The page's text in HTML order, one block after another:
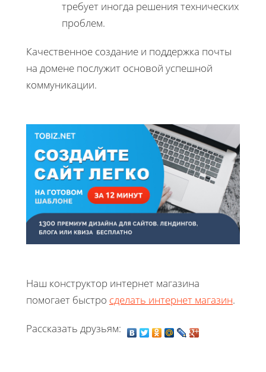
требует иногда решения технических
проблем.
Качественное создание и поддержка почты
на домене послужит основой успешной
коммуникации.
Наш конструктор интернет магазина
помогает быстро сделать интернет магазин.
Рассказать друзьям: